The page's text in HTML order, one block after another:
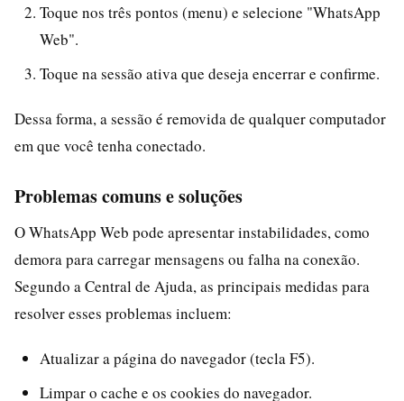
Toque nos três pontos (menu) e selecione "WhatsApp
Web".
Toque na sessão ativa que deseja encerrar e confirme.
Dessa forma, a sessão é removida de qualquer computador
em que você tenha conectado.
Problemas comuns e soluções
O WhatsApp Web pode apresentar instabilidades, como
demora para carregar mensagens ou falha na conexão.
Segundo a Central de Ajuda, as principais medidas para
resolver esses problemas incluem:
Atualizar a página do navegador (tecla F5).
Limpar o cache e os cookies do navegador.